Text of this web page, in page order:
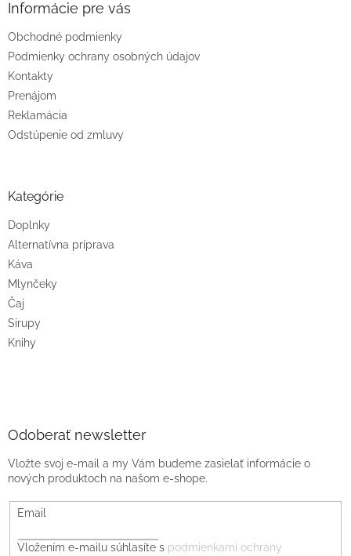
Informácie pre vás
Obchodné podmienky
Podmienky ochrany osobných údajov
Kontakty
Prenájom
Reklamácia
Odstúpenie od zmluvy
Kategórie
Doplnky
Alternatívna príprava
Káva
Mlynčeky
Čaj
Sirupy
Knihy
Odoberať newsletter
Vložte svoj e-mail a my Vám budeme zasielať informácie o
nových produktoch na našom e-shope.
Email
Vložením e-mailu súhlasíte s podmienkami ochrany